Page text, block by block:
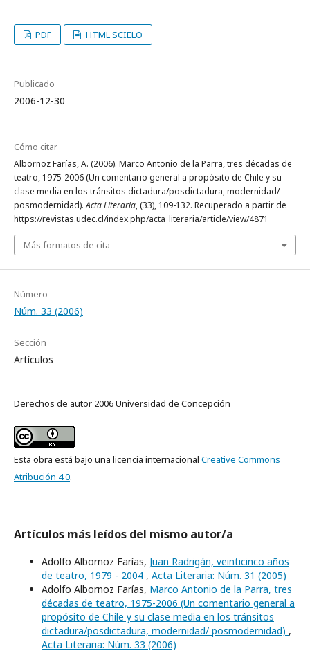
PDF HTML SCIELO
Publicado
2006-12-30
Cómo citar
Albornoz Farías, A. (2006). Marco Antonio de la Parra, tres décadas de
teatro, 1975-2006 (Un comentario general a propósito de Chile y su
clase media en los tránsitos dictadura/posdictadura, modernidad/
posmodernidad).Acta Literaria, (33), 109-132. Recuperado a partir de
https://revistas.udec.cl/index.php/acta_literaria/article/view/4871
Más formatos de cita
Número
Núm. 33 (2006)
Sección
Artículos
Derechos de autor 2006 Universidad de Concepción
Esta obra está bajo una licencia internacional Creative Commons
Atribución 4.0.
Artículos más leídos del mismo autor/a
Adolfo Albornoz Farías, Juan Radrigán, veinticinco años
de teatro, 1979 - 2004 , Acta Literaria: Núm. 31 (2005)
Adolfo Albornoz Farías, Marco Antonio de la Parra, tres
décadas de teatro, 1975-2006 (Un comentario general a
propósito de Chile y su clase media en los tránsitos
dictadura/posdictadura, modernidad/ posmodernidad) ,
Acta Literaria: Núm. 33 (2006)